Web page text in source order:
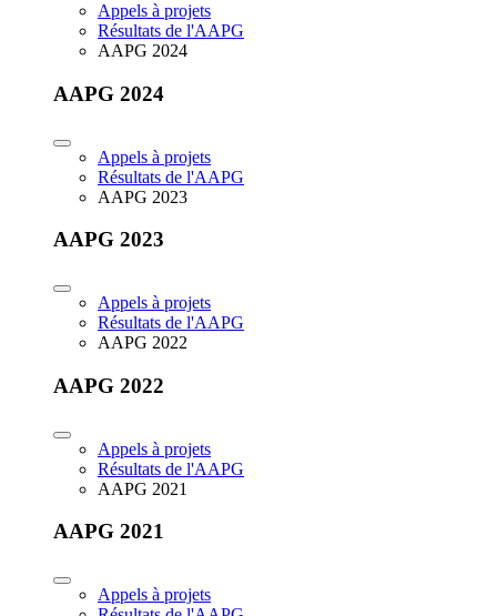
Appels à projets
Résultats de l'AAPG
AAPG 2024
AAPG 2024
Appels à projets
Résultats de l'AAPG
AAPG 2023
AAPG 2023
Appels à projets
Résultats de l'AAPG
AAPG 2022
AAPG 2022
Appels à projets
Résultats de l'AAPG
AAPG 2021
AAPG 2021
Appels à projets